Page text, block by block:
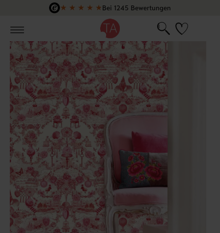
Zum Hauptinhalt springen
★ ★ ★ ★ ★Bei 1245 Bewertungen